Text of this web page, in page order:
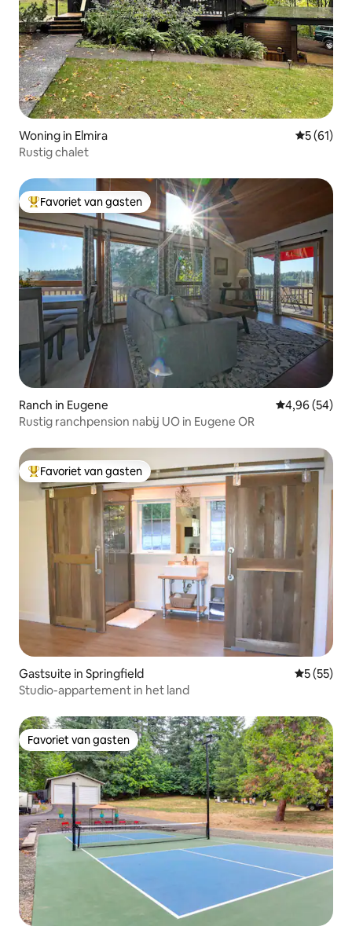
Woning in Elmira
5 (61)
Rustig chalet
Topfavoriet van gasten
Favoriet van gasten
Ranch in Eugene Gemiddelde
4,96 (54)
Rustig ranchpension nabij UO in Eugene OR
Topfavoriet van gasten
Favoriet van gasten
Gastsuite in Springfield
5 (55)
Studio-appartement in het land
Favoriet van gasten
Favoriet van gasten